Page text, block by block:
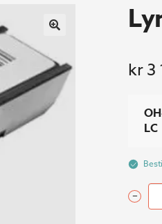
kr3
LC
Lynx
–